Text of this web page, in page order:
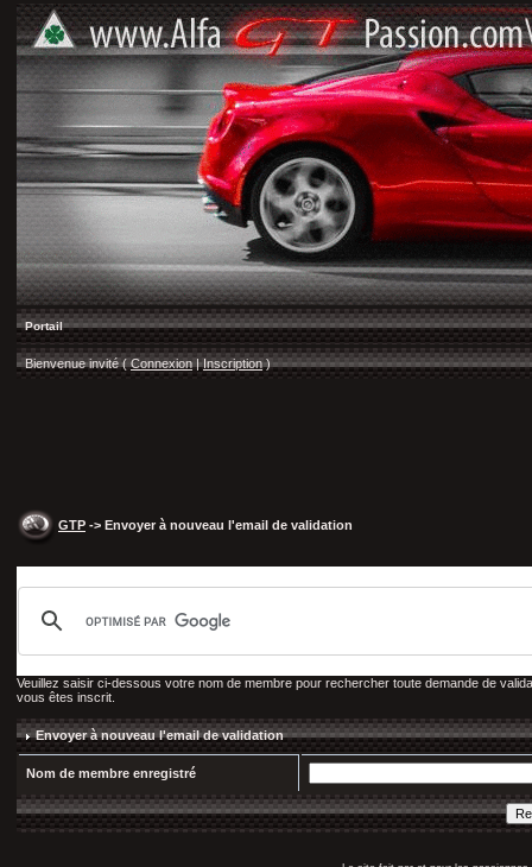
Portail
Bienvenue invité ( Connexion |Inscription)
GTP -> Envoyer à nouveau l'email de validation
Veuillez saisir ci-dessous votre nom de membre pour rechercher toute demande de
vous êtes inscrit.
Envoyer à nouveau l'email de validation
Nom de membre enregistré